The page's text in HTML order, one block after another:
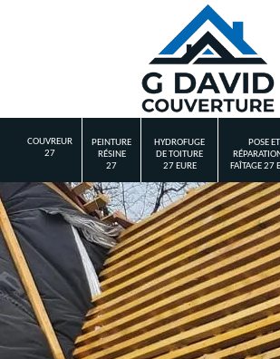
COUVREUR
27
PEINTURE
RÉSINE
27
HYDROFUGE
DE TOITURE
27 EURE
POSE ET
FAÎTAGE 27